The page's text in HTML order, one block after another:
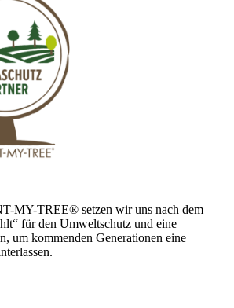
MY-TREE® setzen wir uns nach dem
für den Umweltschutz und eine
um kommenden Generationen eine